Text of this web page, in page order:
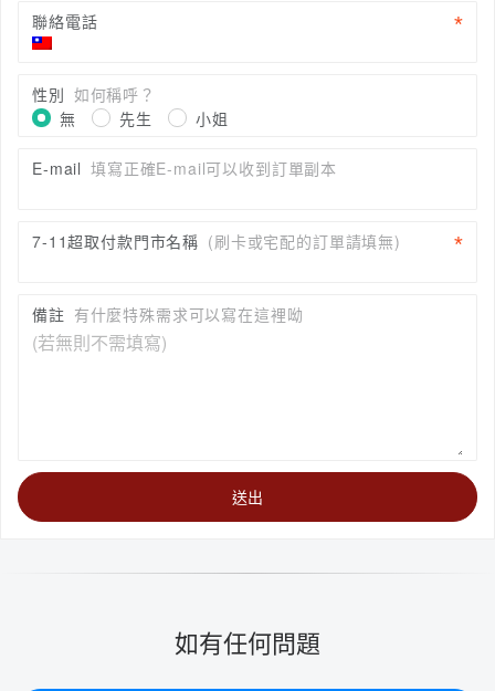
聯絡電話
性別 如何稱呼？
無
先生 小姐
E-mail 填寫正確E-mail可以收到訂單副本
7-11超取付款門市名稱 (刷卡或宅配的訂單請填無)
備註 有什麼特殊需求可以寫在這裡呦
送出
如有任何問題